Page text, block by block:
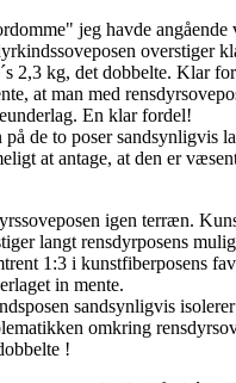
jeg havde
overstiger
2,3 kg, det dobbelte. Klar
at man med
En klar fordel!
de to poser sandsynligvis
at antage, at den er
igen terræn.
langt rensdyrposens
1:3 i kunstfiberposens
in mente.
sandsynligvis
omkring
!